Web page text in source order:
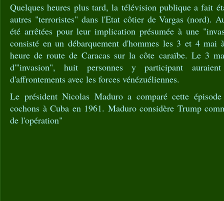
Quelques heures plus tard, la télévision publique a fait
autres "terroristes" dans l'Etat côtier de Vargas (nord).
été arrêtées pour leur implication présumée à une
consisté en un débarquement d'hommes les 3 et 4 mai
heure de route de Caracas sur la côte caraïbe. Le 3
d'"invasion", huit personnes y participant
d'affrontements avec les forces vénézuéliennes.
Le président Nicolas Maduro a comparé cette
cochons à Cuba en 1961. Maduro considère Trump
de l'opération"